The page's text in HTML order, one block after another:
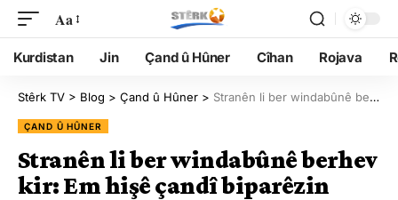
Aa
Kurdistan Jin Çand û Hûner Cîhan Rojava
Stêrk TV > Blog > Çand û Hûner > Stranên li ber windabûnê berhev kir: Em hişê çandî biparêzin
ÇAND Û HÛNER
Stranên li ber windabûnê berhev
kir: Em hişê çandî biparêzin